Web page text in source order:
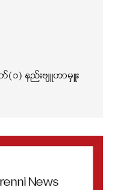
၁) နည်းဗျူဟာမှူး